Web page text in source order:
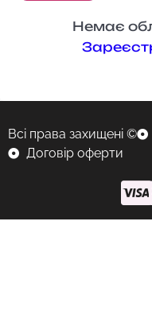
Немає
Всі права захищені ©
Договір оферти